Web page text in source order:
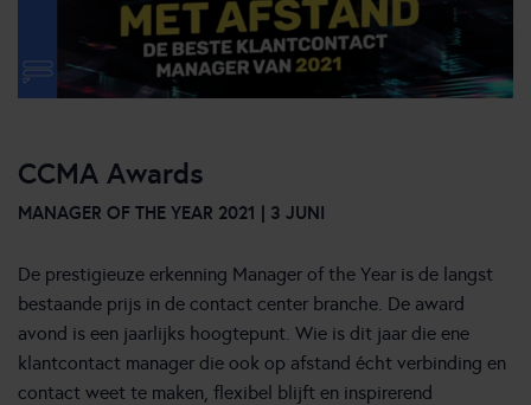
CCMA Awards
MANAGER OF THE YEAR 2021 | 3 JUNI
De prestigieuze erkenning Manager of the Year is de langst
bestaande prijs in de contact center branche. De award
avond is een jaarlijks hoogtepunt. Wie is dit jaar die ene
klantcontact manager die ook op afstand écht verbinding en
contact weet te maken, flexibel blijft en inspirerend